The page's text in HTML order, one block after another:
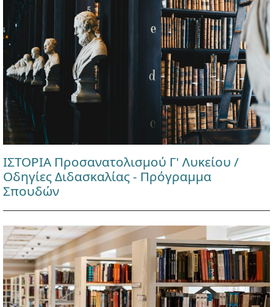
ΙΣΤΟΡΙΑ Προσανατολισμού Γ' Λυκείου /
Οδηγίες Διδασκαλίας - Πρόγραμμα
Σπουδών